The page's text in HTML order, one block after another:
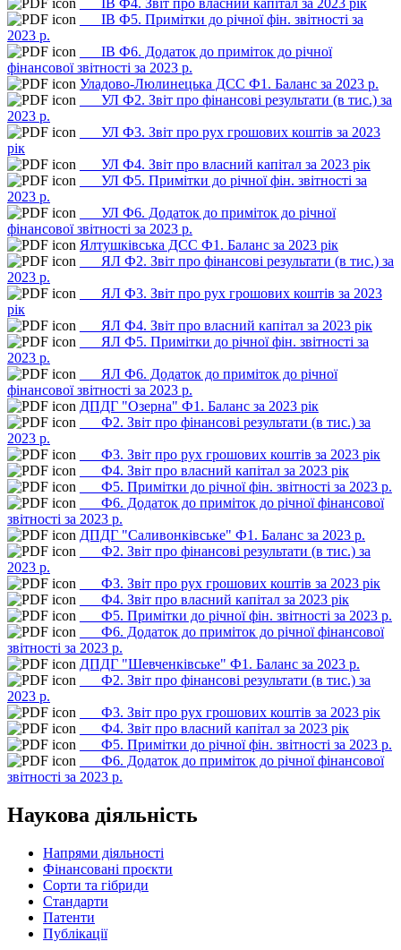
___ІВ Ф4. Звіт про власний капітал за 2023 рік
___ІВ Ф5. Примітки до річної фін. звітності за
2023 р.
___ІВ Ф6. Додаток до приміток до річної
фінансової звітності за 2023 р.
Уладово-Люлинецька ДСС Ф1. Баланс за 2023 р.
___УЛ Ф2. Звіт про фінансові результати (в тис.) за
2023 р.
___УЛ Ф3. Звіт про рух грошових коштів за 2023
рік
___УЛ Ф4. Звіт про власний капітал за 2023 рік
___УЛ Ф5. Примітки до річної фін. звітності за
2023 р.
___УЛ Ф6. Додаток до приміток до річної
фінансової звітності за 2023 р.
Ялтушківська ДСС Ф1. Баланс за 2023 рік
___ЯЛ Ф2. Звіт про фінансові результати (в тис.) за
2023 р.
___ЯЛ Ф3. Звіт про рух грошових коштів за 2023
рік
___ЯЛ Ф4. Звіт про власний капітал за 2023 рік
___ЯЛ Ф5. Примітки до річної фін. звітності за
2023 р.
___ЯЛ Ф6. Додаток до приміток до річної
фінансової звітності за 2023 р.
ДПДГ "Озерна" Ф1. Баланс за 2023 рік
___Ф2. Звіт про фінансові результати (в тис.) за
2023 р.
___Ф3. Звіт про рух грошових коштів за 2023 рік
___Ф4. Звіт про власний капітал за 2023 рік
___Ф5. Примітки до річної фін. звітності за 2023 р.
___Ф6. Додаток до приміток до річної фінансової
звітності за 2023 р.
ДПДГ "Саливонківське" Ф1. Баланс за 2023 р.
___Ф2. Звіт про фінансові результати (в тис.) за
2023 р.
___Ф3. Звіт про рух грошових коштів за 2023 рік
___Ф4. Звіт про власний капітал за 2023 рік
___Ф5. Примітки до річної фін. звітності за 2023 р.
___Ф6. Додаток до приміток до річної фінансової
звітності за 2023 р.
ДПДГ "Шевченківське" Ф1. Баланс за 2023 р.
___Ф2. Звіт про фінансові результати (в тис.) за
2023 р.
___Ф3. Звіт про рух грошових коштів за 2023 рік
___Ф4. Звіт про власний капітал за 2023 рік
___Ф5. Примітки до річної фін. звітності за 2023 р.
___Ф6. Додаток до приміток до річної фінансової
звітності за 2023 р.
Наукова діяльність
Напрями діяльності
Фінансовані проєкти
Сорти та гібриди
Стандарти
Патенти
Публікації